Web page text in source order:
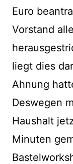
Euro
Vorstand
liegt dies
Ahnung
Deswegen
Haushalt
Minuten